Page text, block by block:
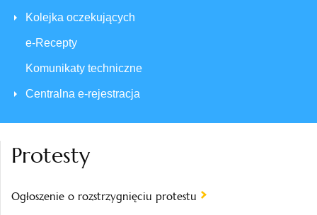
Kolejka oczekujących
e-Recepty
Komunikaty techniczne
Centralna e-rejestracja
Protesty
Ogłoszenie o rozstrzygnięciu protestu